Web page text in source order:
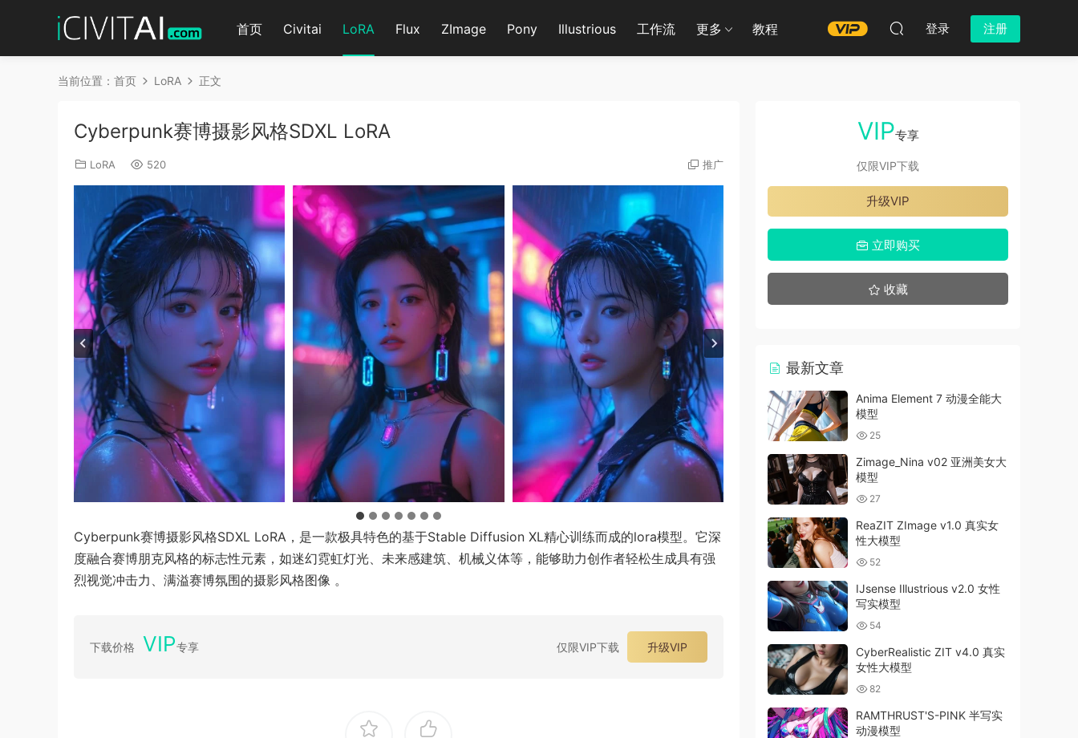
首页 Civitai LoRA Flux ZImage Pony Illustrious 工作流 更多 教程 登录 注册
当前位置： 首页 LoRA 正文
Cyberpunk赛博摄影风格SDXL LoRA
LoRA 520 推广
Cyberpunk赛博摄影风格SDXL LoRA，是一款极具特色的基于Stable Diffusion XL精心训练而成的lora模型。它深
度融合赛博朋克风格的标志性元素，如迷幻霓虹灯光、未来感建筑、机械义体等，能够助力创作者轻松生成具有强
烈视觉冲击力、满溢赛博氛围的摄影风格图像 。
下载价格 VIP专享 仅限VIP下载 升级VIP
VIP专享
仅限VIP下载
升级VIP
立即购买
收藏
最新文章
Anima Element 7 动漫全能大
模型
25
Zimage_Nina v02 亚洲美女大
模型
27
ReaZIT ZImage v1.0 真实女
性大模型
52
IJsense Illustrious v2.0 女性
写实模型
54
CyberRealistic ZIT v4.0 真实
女性大模型
82
RAMTHRUST'S-PINK 半写实
动漫模型